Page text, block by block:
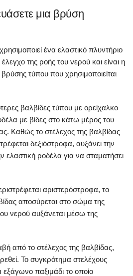
μια βρύση
ένα ελαστικό πλυντήριο
της ροής του νερού και είναι η
τύπου που χρησιμοποιείται
βαλβίδες τύπου με ορείχαλκο
με βίδες στο κάτω μέρος του
Καθώς το στέλεχος της βαλβίδας
δεξιόστροφα, αυξάνει την
ελαστική ροδέλα για να σταματήσει
αριστερόστροφα, το
αποσύρεται στο σώμα της
νερού αυξάνεται μέσω της
από το στέλεχος της βαλβίδας,
Το συγκρότημα στελέχους
εξάγωνο παξιμάδι το οποίο